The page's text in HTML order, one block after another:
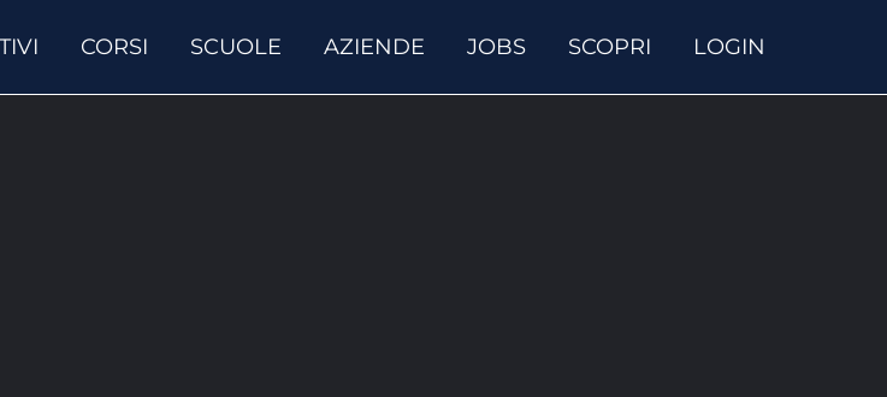
CORSI SCUOLE AZIENDE JOBS SCOPRI LOGIN